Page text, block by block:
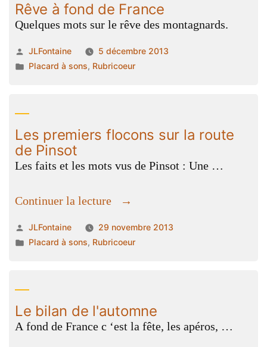
Rêve à fond de France
Quelques mots sur le rêve des montagnards.
Publié
par
JLFontaine
5 décembre 2013
Publié
Placard à sons, Rubricoeur
Les premiers flocons sur la route
de Pinsot
Les faits et les mots vus de Pinsot : Une …
Continuer la lecture
« Les
flocons
sur
Pinsot »
Publié
par
JLFontaine
29 novembre 2013
Publié
Placard à sons, Rubricoeur
Le bilan de l'automne
A fond de France c ‘est la fête, les apéros, …